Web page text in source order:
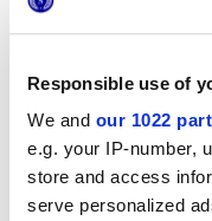
Responsible use of
We and our 1022
e.g. your IP-number,
store and access
serve personalized